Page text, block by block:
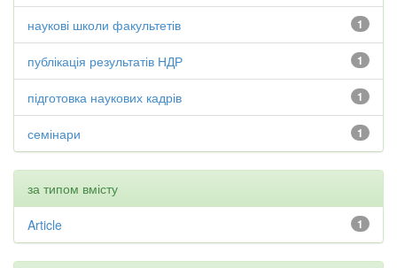
1
наукові школи факультетів
1
публікація результатів НДР
1
підготовка наукових кадрів
1
семінари
за типом вмісту
1
Article